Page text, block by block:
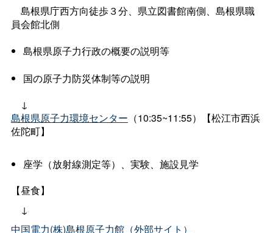
島根県庁西方向徒歩３分、県立図書館南側、島根県職
員会館北側
島根県原子力行政の概要の説明等
国の原子力防災体制等の説明
↓
島根県原子力環境センター （10:35~11:55）【松江市西浜
佐陀町】
座学（放射線測定等）、実験、施設見学
【昼食】
↓
中国電力(株)島根原子力館（外部サイト）